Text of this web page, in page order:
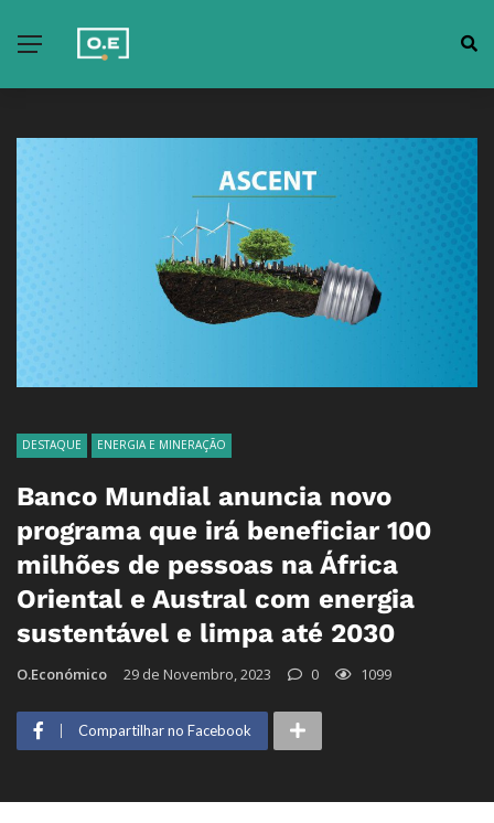
DESTAQUE ENERGIA E MINERAÇÃO
Banco Mundial anuncia novo
programa que irá beneficiar 100
milhões de pessoas na África
Oriental e Austral com energia
sustentável e limpa até 2030
O.Económico 29 de Novembro, 2023 0 1099
Compartilhar no Facebook